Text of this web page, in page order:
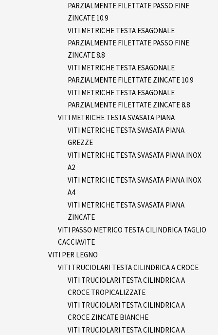
PARZIALMENTE FILETTATE PASSO FINE
ZINCATE 10.9
VITI METRICHE TESTA ESAGONALE
PARZIALMENTE FILETTATE PASSO FINE
ZINCATE 8.8
VITI METRICHE TESTA ESAGONALE
PARZIALMENTE FILETTATE ZINCATE 10.9
VITI METRICHE TESTA ESAGONALE
PARZIALMENTE FILETTATE ZINCATE 8.8
VITI METRICHE TESTA SVASATA PIANA
VITI METRICHE TESTA SVASATA PIANA
GREZZE
VITI METRICHE TESTA SVASATA PIANA INOX
A2
VITI METRICHE TESTA SVASATA PIANA INOX
A4
VITI METRICHE TESTA SVASATA PIANA
ZINCATE
VITI PASSO METRICO TESTA CILINDRICA TAGLIO
CACCIAVITE
VITI PER LEGNO
VITI TRUCIOLARI TESTA CILINDRICA A CROCE
VITI TRUCIOLARI TESTA CILINDRICA A
CROCE TROPICALIZZATE
VITI TRUCIOLARI TESTA CILINDRICA A
CROCE ZINCATE BIANCHE
VITI TRUCIOLARI TESTA CILINDRICA A